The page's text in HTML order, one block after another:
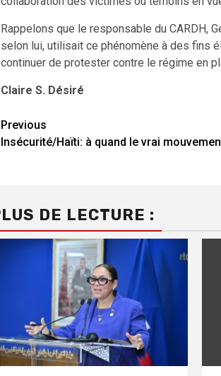
Rappelons que le responsable du CARDH,
selon lui, utilisait ce phénomène à des fins
continuer de protester contre le régime en
Claire S. Désiré
Continue
Reading
Previous
Insécurité/Haïti: à quand le vrai
DE LECTURE :